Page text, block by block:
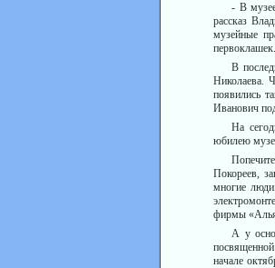
- В
рассказ
музейные
В
Николаева.
появились
Иванович
На
юбилею
Покореев,
многие
фирмы
А у
начале